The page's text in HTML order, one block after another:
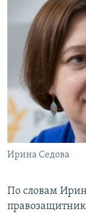
Ирина Седова
По словам